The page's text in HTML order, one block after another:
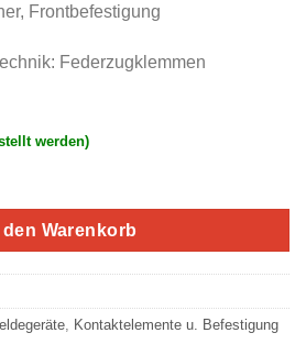
Frontbefestigung
Federzugklemmen
werden)
Öffner-Doppel-Kontakt M22-CK02
den Warenkorb
, Kontaktelemente u. Befestigung